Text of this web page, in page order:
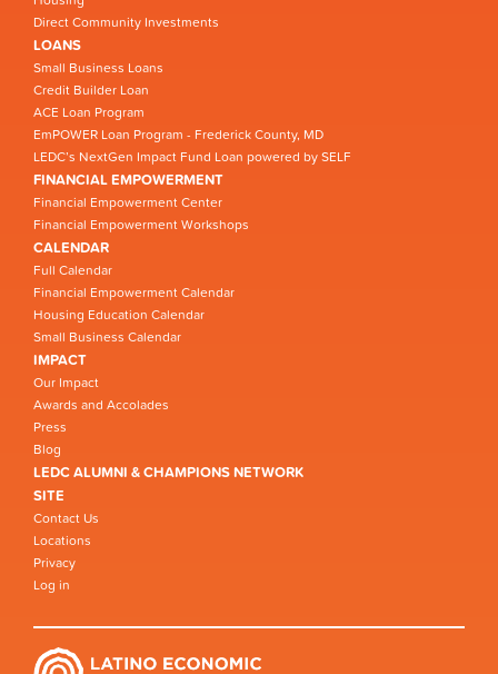
Direct Community Investments
LOANS
Small Business Loans
Credit Builder Loan
ACE Loan Program
EmPOWER Loan Program - Frederick County, MD
LEDC’s NextGen Impact Fund Loan powered by SELF
FINANCIAL EMPOWERMENT
Financial Empowerment Center
Financial Empowerment Workshops
CALENDAR
Full Calendar
Financial Empowerment Calendar
Housing Education Calendar
Small Business Calendar
IMPACT
Our Impact
Awards and Accolades
Press
Blog
LEDC ALUMNI & CHAMPIONS NETWORK
SITE
Contact Us
Locations
Privacy
Log in